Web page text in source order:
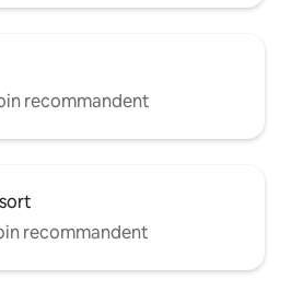
recommandent
recommandent